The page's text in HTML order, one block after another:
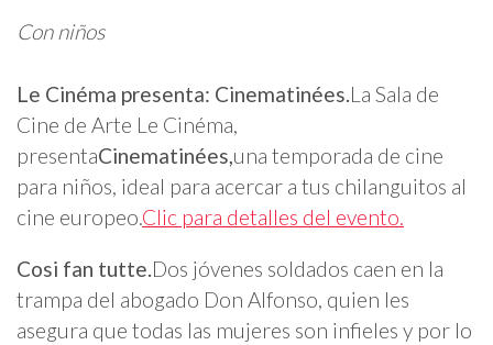
Con niños
Le Cinéma presenta: Cinematinées.La Sala de
Cine de Arte Le Cinéma,
presentaCinematinées,una temporada de cine
para niños, ideal para acercar a tus chilanguitos al
cine europeo.Clic para detalles del evento.
Cosi fan tutte.Dos jóvenes soldados caen en la
trampa del abogado Don Alfonso, quien les
asegura que todas las mujeres son infieles y por lo